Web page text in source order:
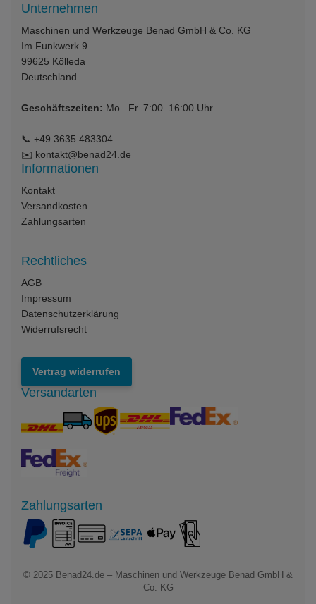
Unternehmen
Maschinen und Werkzeuge Benad GmbH & Co. KG
Im Funkwerk 9
99625 Kölleda
Deutschland
Geschäftszeiten: Mo.–Fr. 7:00–16:00 Uhr
📞 +49 3635 483304
✉️ kontakt@benad24.de
Informationen
Kontakt
Versandkosten
Zahlungsarten
Rechtliches
AGB
Impressum
Datenschutzerklärung
Widerrufsrecht
Vertrag widerrufen
Versandarten
Zahlungsarten
© 2025 Benad24.de – Maschinen und Werkzeuge Benad GmbH &
Co. KG